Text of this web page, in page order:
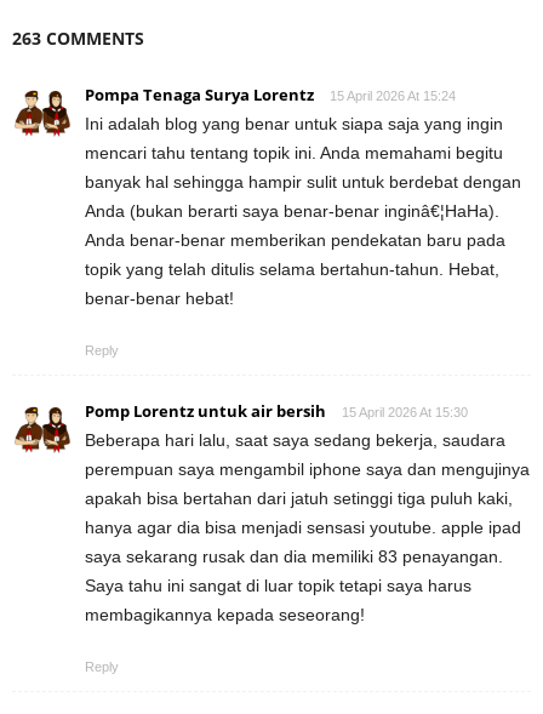
263 COMMENTS
Pompa Tenaga Surya Lorentz 15 April 2026 At 15:24
Ini adalah blog yang benar untuk siapa saja yang ingin
mencari tahu tentang topik ini. Anda memahami begitu
banyak hal sehingga hampir sulit untuk berdebat dengan
Anda (bukan berarti saya benar-benar inginâ€¦HaHa).
Anda benar-benar memberikan pendekatan baru pada
topik yang telah ditulis selama bertahun-tahun. Hebat,
benar-benar hebat!
Reply
Pomp Lorentz untuk air bersih 15 April 2026 At 15:30
Beberapa hari lalu, saat saya sedang bekerja, saudara
perempuan saya mengambil iphone saya dan mengujinya
apakah bisa bertahan dari jatuh setinggi tiga puluh kaki,
hanya agar dia bisa menjadi sensasi youtube. apple ipad
saya sekarang rusak dan dia memiliki 83 penayangan.
Saya tahu ini sangat di luar topik tetapi saya harus
membagikannya kepada seseorang!
Reply